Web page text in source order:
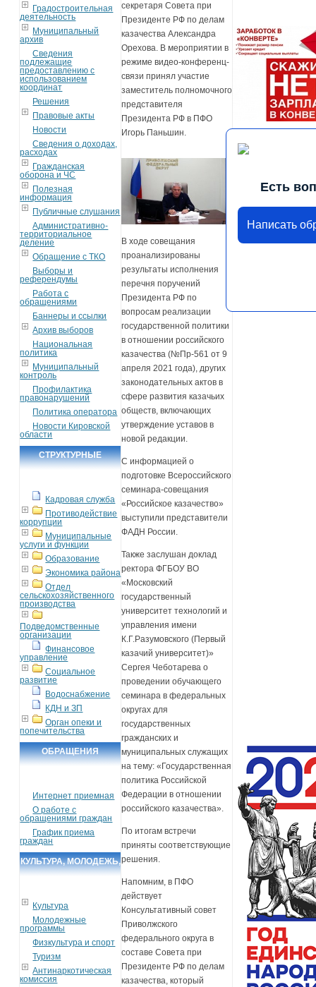
Градостроительная
деятельность
Муниципальный
архив
Сведения
подлежащие
предоставлению с
использованием
координат
Решения
Правовые акты
Новости
Сведения о доходах,
расходах
Гражданская
оборона и ЧС
Полезная
информация
Публичные слушания
Административно-
территориальное
деление
Обращение с ТКО
Выборы и
референдумы
Работа с
обращениями
Баннеры и ссылки
Архив выборов
Национальная
политика
Муниципальный
контроль
Профилактика
правонарушений
Политика оператора
Новости Кировской
области
СТРУКТУРНЫЕ
Кадровая служба
Противодействие
коррупции
Муниципальные
услуги и функции
Образование
Экономика района
Отдел
сельскохозяйственного
производства
Подведомственные
организации
Финансовое
управление
Социальное
развитие
Водоснабжение
КДН и ЗП
Орган опеки и
попечительства
ОБРАЩЕНИЯ
Интернет приемная
О работе с
обращениями граждан
График приема
граждан
КУЛЬТУРА, МОЛОДЕЖЬ,
Культура
Молодежные
программы
Физкультура и спорт
Туризм
Антинаркотическая
комиссия
секретаря Совета при
Президенте РФ по делам
казачества Александра
Орехова. В мероприятии в
режиме видео-конференц-
связи принял участие
заместитель полномочного
представителя
Президента РФ в ПФО
Игорь Паньшин.
В ходе совещания
проанализированы
результаты исполнения
перечня поручений
Президента РФ по
вопросам реализации
государственной политики
в отношении российского
казачества (№Пр-561 от 9
апреля 2021 года), других
законодательных актов в
сфере развития казачьих
обществ, включающих
утверждение уставов в
новой редакции.
С информацией о
подготовке Всероссийского
семинара-совещания
«Российское казачество»
выступили представители
ФАДН России.
Также заслушан доклад
ректора ФГБОУ ВО
«Московский
государственный
университет технологий и
управления имени
К.Г.Разумовского (Первый
казачий университет)»
Сергея Чеботарева о
проведении обучающего
семинара в федеральных
округах для
государственных
гражданских и
муниципальных служащих
на тему: «Государственная
политика Российской
Федерации в отношении
российского казачества».
По итогам встречи
приняты соответствующие
решения.
Напомним, в ПФО
действует
Консультативный совет
Приволжского
федерального округа в
составе Совета при
Президенте РФ по делам
казачества, который
Есть
Написать